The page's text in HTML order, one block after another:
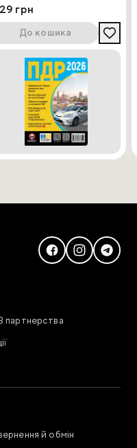
грн
До кошика
партнерства
й обмін